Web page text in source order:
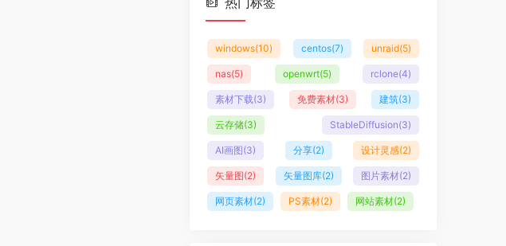
windows(10) centos(7) unraid(5)
nas(5) openwrt(5) rclone(4)
素材下载(3) 免费素材(3) 建筑(3)
云存储(3) StableDiffusion(3)
AI画图(3) 分享(2) 设计灵感(2)
矢量图(2) 矢量图库(2) 图片素材(2)
网页素材(2) PS素材(2) 网站素材(2)